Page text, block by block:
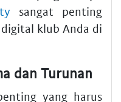
sangat penting
klub Anda di
dan Turunan
yang harus